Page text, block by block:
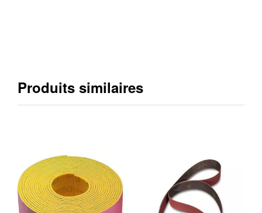
Produits similaires